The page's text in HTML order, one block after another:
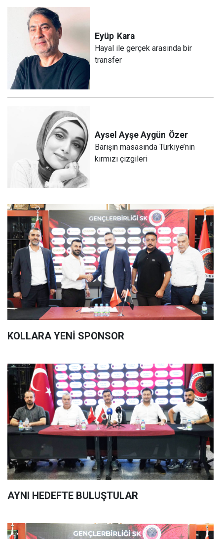
Eyüp Kara
Hayal ile gerçek arasında bir
transfer
Aysel Ayşe Aygün Özer
Barışın masasında Türkiye’nin
kırmızı çizgileri
KOLLARA YENİ SPONSOR
AYNI HEDEFTE BULUŞTULAR